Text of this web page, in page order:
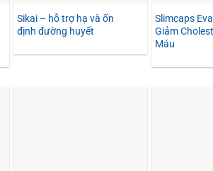
Sikai – hỗ trợ hạ và ổn
định đường huyết
Slimcaps
Giảm
Máu